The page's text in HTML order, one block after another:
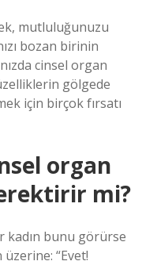
mutluluğunuzu
bozan birinin
cinsel organ
gölgede
için birçok fırsatı
organ
mi?
kadın bunu görürse
“Evet!